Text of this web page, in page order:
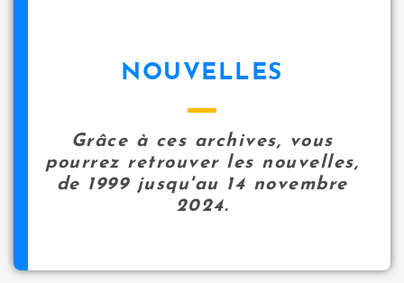
NOUVELLES
Grâce à ces archives, vous
pourrez retrouver les nouvelles,
de 1999 jusqu'au 14 novembre
2024.